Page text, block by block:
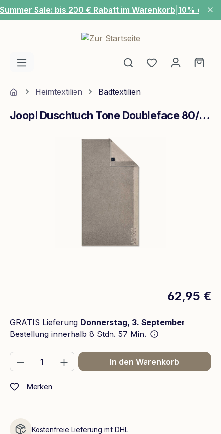
Zum Hauptinhalt springen
Summer Sale: bis 200 € Rabatt im Warenkorb 10% extra
Du hast 0
HomeHeimtextilien Badtextilien
Joop! Duschtuch Tone Doubleface 80/150 Platin
Bildergalerie überspringen
62,95 €
GRATIS Lieferung Donnerstag, 3. September
Bestellung innerhalb 8 Stdn. 57 Min.
Produkt Anzahl: Gib den gewünschten
In den Warenkorb
Merken
Kostenfreie Lieferung mit DHL